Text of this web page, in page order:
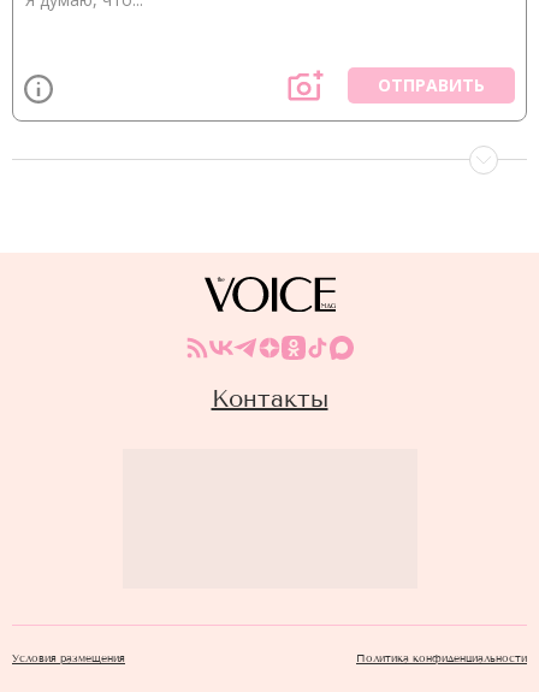
ОТПРАВИТЬ
Контакты
Условия размещения Политика конфиденциальности